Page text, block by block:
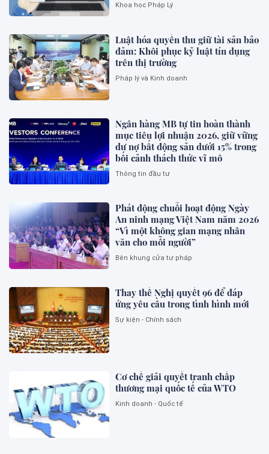
Khoa học Pháp Lý
Luật hóa quyền thu giữ tài sản bảo
đảm: Khôi phục kỷ luật tín dụng
trên thị trường
Pháp lý và Kinh doanh
Ngân hàng MB tự tin hoàn thành
mục tiêu lợi nhuận 2026, giữ vững
dư nợ bất động sản dưới 15% trong
bối cảnh thách thức vĩ mô
Thông tin đầu tư
Phát động chuỗi hoạt động Ngày
An ninh mạng Việt Nam năm 2026
“Vì một không gian mạng nhân
văn cho mỗi người”
Bên khung cửa tư pháp
Thay thế Nghị quyết 96 để đáp
ứng yêu cầu trong tình hình mới
Sự kiện - Chính sách
Cơ chế giải quyết tranh chấp
thương mại quốc tế của WTO
Kinh doanh - Quốc tế